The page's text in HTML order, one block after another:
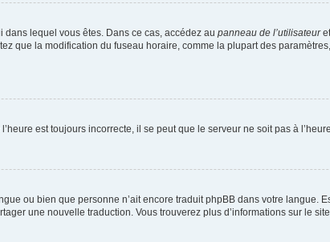
lequel vous êtes. Dans ce cas, accédez au panneau de l’utilisateur
que la modification du fuseau horaire, comme la plupart des
est toujours incorrecte, il se peut que le serveur ne soit pas à
ou bien que personne n’ait encore traduit phpBB dans votre langue.
une nouvelle traduction. Vous trouverez plus d’informations sur le